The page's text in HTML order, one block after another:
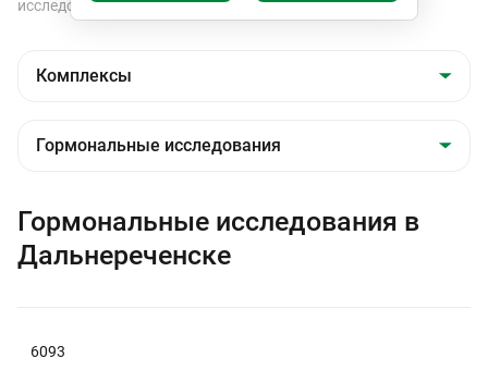
исследования
Гормональные исследования в
Дальнереченске
6093